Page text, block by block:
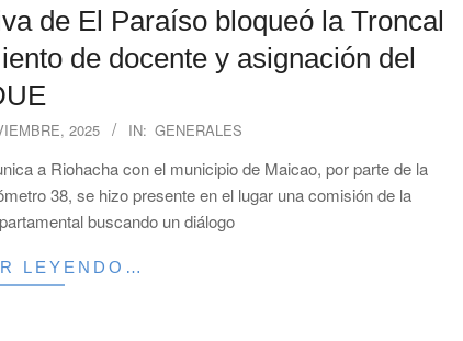
de El Paraíso bloqueó la Troncal
de docente y asignación del
2025 IN: GENERALES
a Riohacha con el municipio de Maicao, por parte de la
38, se hizo presente en el lugar una comisión de la
buscando un diálogo
LEYENDO…